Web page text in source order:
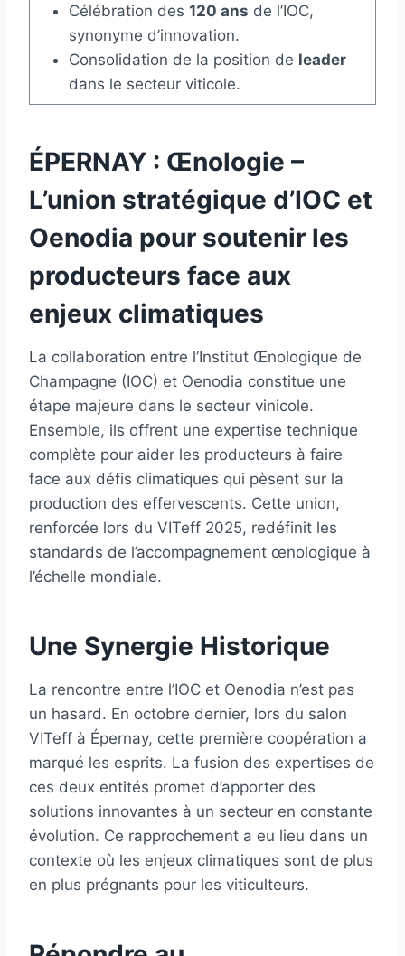
Célébration des 120 ans de l’IOC,
synonyme d’innovation.
Consolidation de la position de leader
dans le secteur viticole.
ÉPERNAY : Œnologie –
L’union stratégique d’IOC et
Oenodia pour soutenir les
producteurs face aux
enjeux climatiques
La collaboration entre l’Institut Œnologique de
Champagne (IOC) et Oenodia constitue une
étape majeure dans le secteur vinicole.
Ensemble, ils offrent une expertise technique
complète pour aider les producteurs à faire
face aux défis climatiques qui pèsent sur la
production des effervescents. Cette union,
renforcée lors du VITeff 2025, redéfinit les
standards de l’accompagnement œnologique à
l’échelle mondiale.
Une Synergie Historique
La rencontre entre l’IOC et Oenodia n’est pas
un hasard. En octobre dernier, lors du salon
VITeff à Épernay, cette première coopération a
marqué les esprits. La fusion des expertises de
ces deux entités promet d’apporter des
solutions innovantes à un secteur en constante
évolution. Ce rapprochement a eu lieu dans un
contexte où les enjeux climatiques sont de plus
en plus prégnants pour les viticulteurs.